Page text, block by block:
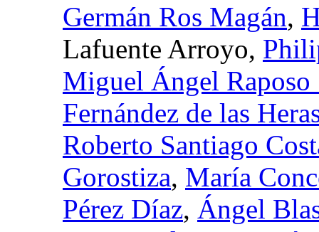
Germán Ros Magán,
Lafuente Arroyo,
Miguel Ángel Raposo
Fernández de las
Roberto Santiago
Gorostiza, María
Pérez Díaz, Ángel